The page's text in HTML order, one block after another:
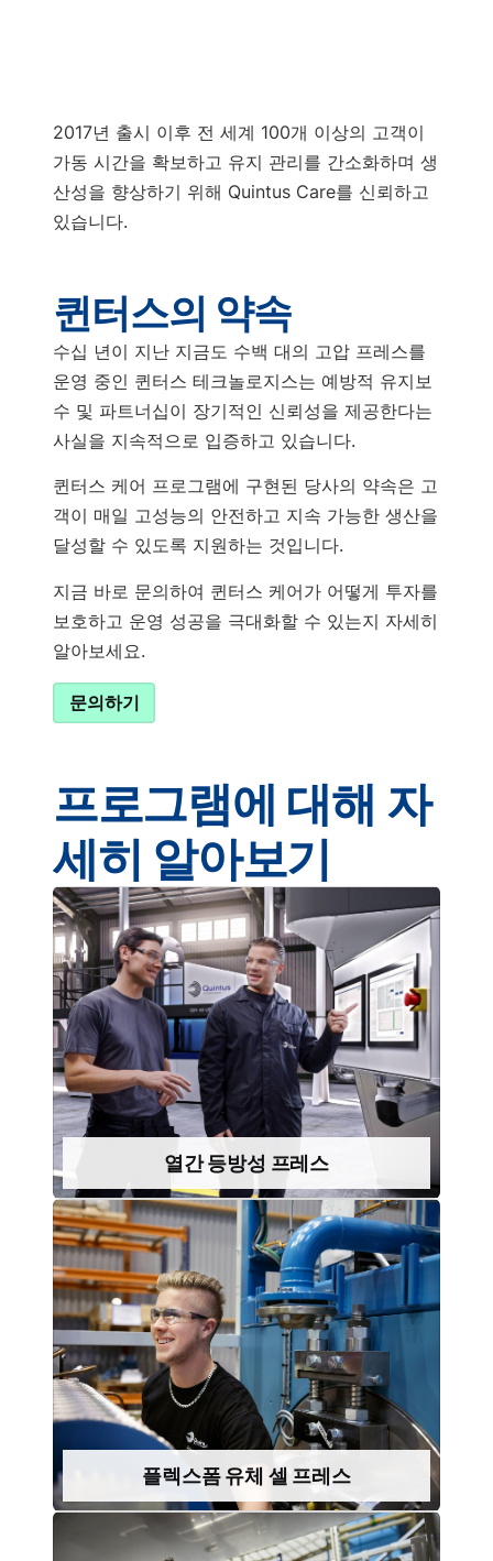
2017년 출시 이후 전 세계 100개 이상의 고객이
가동 시간을 확보하고 유지 관리를 간소화하며 생
산성을 향상하기 위해 Quintus Care를 신뢰하고
있습니다.
퀸터스의 약속
수십 년이 지난 지금도 수백 대의 고압 프레스를
운영 중인 퀸터스 테크놀로지스는 예방적 유지보
수 및 파트너십이 장기적인 신뢰성을 제공한다는
사실을 지속적으로 입증하고 있습니다.
퀸터스 케어 프로그램에 구현된 당사의 약속은 고
객이 매일 고성능의 안전하고 지속 가능한 생산을
달성할 수 있도록 지원하는 것입니다.
지금 바로 문의하여 퀸터스 케어가 어떻게 투자를
보호하고 운영 성공을 극대화할 수 있는지 자세히
알아보세요.
문의하기
프로그램에 대해 자
세히 알아보기
열간 등방성 프레스
열간 등방성 프레스
퀸터스 케어 포 HIP를 통해서만 제공되는 HIP 온도
측정 무결성 프로그램을 통해 정확한 프로세스 일
관성을 보장합니다.
더 알아보기
플렉스폼 유체 셀 프레스
플렉스폼 유체 셀 프레스
문제 없이 작동하도록 설계되어 판금 생산에만 집
중할 수 있습니다. 현장 예비 부품과 전문가 애플리
케이션 지원으로 언제든 도움을 받을 수 있습니다.
더 알아보기